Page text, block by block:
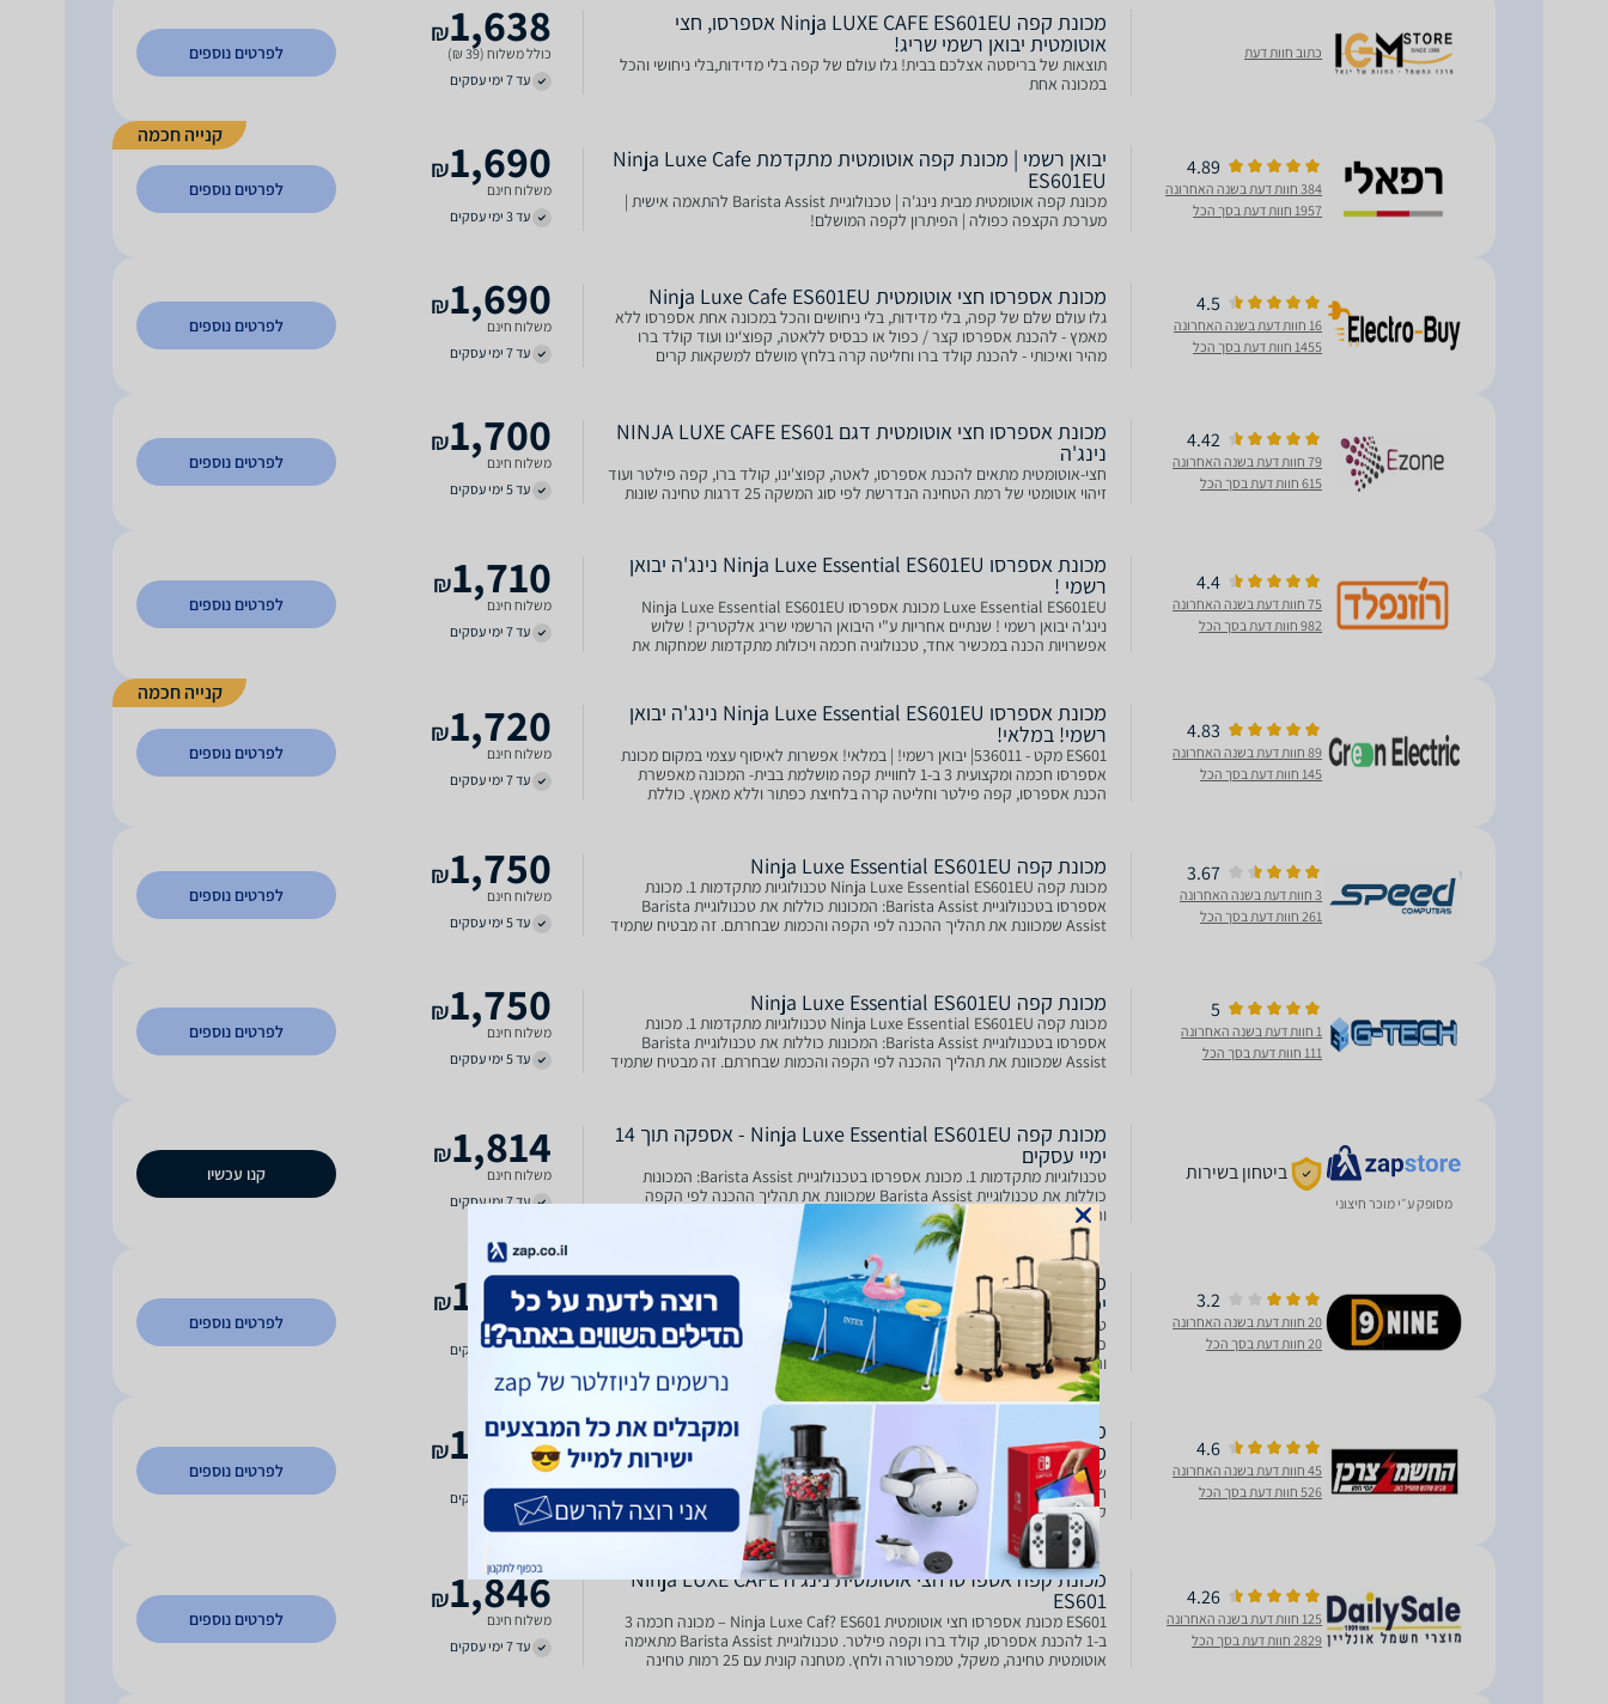
כתוב חוות דעת
מכונת קפה Ninja LUXE CAFE ES601EU אספרסו, חצי
אוטומטית יבואן רשמי שריג!
תוצאות של בריסטה אצלכם בבית! גלו עולם של קפה בלי מדידות,בלי ניחושי והכל
במכונה אחת
1,638
₪
כולל משלוח (39 ₪)
עד 7 ימי עסקים
לפרטים נוספים
קנייה חכמה
4.89
384 חוות דעת בשנה האחרונה
1957 חוות דעת בסך הכל
יבואן רשמי | מכונת קפה אוטומטית מתקדמת Ninja Luxe Cafe
ES601EU
מכונת קפה אוטומטית מבית נינג'ה | טכנולוגיית Barista Assist להתאמה אישית |
מערכת הקצפה כפולה | הפיתרון לקפה המושלם!
1,690
₪
משלוח חינם
עד 3 ימי עסקים
לפרטים נוספים
4.5
16 חוות דעת בשנה האחרונה
1455 חוות דעת בסך הכל
מכונת אספרסו חצי אוטומטית Ninja Luxe Cafe ES601EU
גלו עולם שלם של קפה, בלי מדידות, בלי ניחושים והכל במכונה אחת אספרסו ללא
מאמץ - להכנת אספרסו קצר / כפול או כבסיס ללאטה, קפוצ‘ינו ועוד קולד ברו
מהיר ואיכותי - להכנת קולד ברו וחליטה קרה בלחץ מושלם למשקאות קרים
1,690
₪
משלוח חינם
עד 7 ימי עסקים
לפרטים נוספים
4.42
79 חוות דעת בשנה האחרונה
615 חוות דעת בסך הכל
מכונת אספרסו חצי אוטומטית דגם NINJA LUXE CAFE ES601
נינג'ה
חצי-אוטומטית מתאים להכנת אספרסו, לאטה, קפוצ'ינו, קולד ברו, קפה פילטר ועוד
זיהוי אוטומטי של רמת הטחינה הנדרשת לפי סוג המשקה 25 דרגות טחינה שונות
1,700
₪
משלוח חינם
עד 5 ימי עסקים
לפרטים נוספים
4.4
75 חוות דעת בשנה האחרונה
982 חוות דעת בסך הכל
מכונת אספרסו Ninja Luxe Essential ES601EU נינג'ה יבואן
רשמי !
Luxe Essential ES601EU מכונת אספרסו Ninja Luxe Essential ES601EU
נינג'ה יבואן רשמי ! שנתיים אחריות ע"י היבואן הרשמי שריג אלקטריק ! שלוש
אפשרויות הכנה במכשיר אחד, טכנולוגיה חכמה ויכולות מתקדמות שמחקות את
1,710
₪
משלוח חינם
עד 7 ימי עסקים
לפרטים נוספים
קנייה חכמה
4.83
89 חוות דעת בשנה האחרונה
145 חוות דעת בסך הכל
מכונת אספרסו Ninja Luxe Essential ES601EU נינג'ה יבואן
רשמי! במלאי!
ES601 מקט - 536011| יבואן רשמי! | במלאי! אפשרות לאיסוף עצמי במקום מכונת
אספרסו חכמה ומקצועית 3 ב-1 לחוויית קפה מושלמת בבית- המכונה מאפשרת
הכנת אספרסו, קפה פילטר וחליטה קרה בלחיצת כפתור וללא מאמץ. כוללת
1,720
₪
משלוח חינם
עד 7 ימי עסקים
לפרטים נוספים
3.67
3 חוות דעת בשנה האחרונה
261 חוות דעת בסך הכל
מכונת קפה Ninja Luxe Essential ES601EU
מכונת קפה Ninja Luxe Essential ES601EU טכנולוגיות מתקדמות 1. מכונת
אספרסו בטכנולוגיית Barista Assist: המכונות כוללות את טכנולוגיית Barista
Assist שמכוונת את תהליך ההכנה לפי הקפה והכמות שבחרתם. זה מבטיח שתמיד
1,750
₪
משלוח חינם
עד 5 ימי עסקים
לפרטים נוספים
5
1 חוות דעת בשנה האחרונה
111 חוות דעת בסך הכל
מכונת קפה Ninja Luxe Essential ES601EU
מכונת קפה Ninja Luxe Essential ES601EU טכנולוגיות מתקדמות 1. מכונת
אספרסו בטכנולוגיית Barista Assist: המכונות כוללות את טכנולוגיית Barista
Assist שמכוונת את תהליך ההכנה לפי הקפה והכמות שבחרתם. זה מבטיח שתמיד
1,750
₪
משלוח חינם
עד 5 ימי עסקים
לפרטים נוספים
מסופק ע״י מוכר חיצוני
ביטחון בשירות
מכונת קפה Ninja Luxe Essential ES601EU - אספקה תוך 14
ימיי עסקים
טכנולוגיות מתקדמות 1. מכונת אספרסו בטכנולוגיית Barista Assist: המכונות
כוללות את טכנולוגיית Barista Assist שמכוונת את תהליך ההכנה לפי הקפה
והכמות שבחרתם. זה מבטיח שתמיד תכינו את המשקה המושלם, עם התאמות
אוטומטיות למטחנה, הטמפרטורה והלחץ. 2. מטחנת קפה אוטו
1,814
₪
משלוח חינם
עד 7 ימי עסקים
קנו עכשיו
3.2
20 חוות דעת בשנה האחרונה
20 חוות דעת בסך הכל
מכונת קפה Ninja Luxe Essential ES601EU - אספקה תוך 14
ימיי עסקים
טכנולוגיות מתקדמות 1. מכונת אספרסו בטכנולוגיית Barista Assist: המכונות
כוללות את טכנולוגיית Barista Assist שמכוונת את תהליך ההכנה לפי הקפה
והכמות שבחרתם. זה מבטיח שתמיד תכינו את המשקה המושלם, עם התאמות
אוטומטיות למטחנה, הטמפרטורה והלחץ. 2. מטחנת קפה אוטו
1,814
₪
משלוח חינם
עד 7 ימי עסקים
לפרטים נוספים
4.6
45 חוות דעת בשנה האחרונה
526 חוות דעת בסך הכל
‏מכונת אספרסו Ninja Luxe Essential ES601EU נינג'ה *משווק
מורשה של היבואן הרשמי*
שקילה אוטומטית - שוקל בדיוק את כמות הקפה הנכונה לכל משקה מטחנה קונית
חכמה - המכשיר ימליץ לכם באופן אוטומטי על דרגת הטחינה המושלמת מיקרו
קצף חלק במיוחד – הקצפה אוטומטית מקצועית 4 תוכניות הקצפה מובנות
1,834
₪
משלוח חינם
עד 7 ימי עסקים
לפרטים נוספים
4.26
125 חוות דעת בשנה האחרונה
2829 חוות דעת בסך הכל
מכונת קפה אספרסו חצי אוטומטית נינג'ה Ninja LUXE CAFE
ES601
ES601 מכונת אספרסו חצי אוטומטית Ninja Luxe Caf? ES601 – מכונה חכמה 3
ב-1 להכנת אספרסו, קולד ברו וקפה פילטר. טכנולוגיית Barista Assist מתאימה
אוטומטית טחינה, משקל, טמפרטורה ולחץ. מטחנה קונית עם 25 רמות טחינה
1,846
₪
משלוח חינם
עד 7 ימי עסקים
לפרטים נוספים